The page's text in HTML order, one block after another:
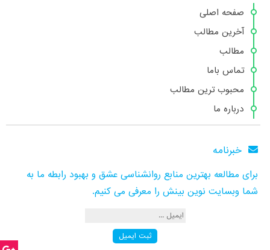
صفحه اصلی
آخرین مطالب
مطالب
تماس باما
محبوب ترین مطالب
درباره ما
خبرنامه
برای مطالعه بهترین منابع روانشناسی عشق و بهبود رابطه ما به
شما وبسایت نوین بینش را معرفی می کنیم.